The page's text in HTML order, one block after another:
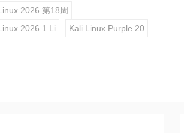
2026 第18周
2026.1 Li Kali Linux Purple 20